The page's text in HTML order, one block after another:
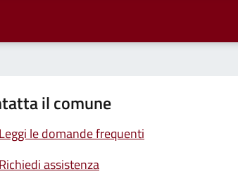
il comune
Leggi le domande frequenti
Richiedi assistenza